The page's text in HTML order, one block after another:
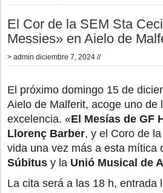
El Cor de la SEM Sta
Messies» en Aielo de
> admin diciembre 7, 2024 //
El próximo domingo 15 de
Aielo de Malferit, acoge uno
excelencia. «El Mesías de GF
Llorenç Barber, y el Coro de
vida una vez más a esta
Súbitus y la Unió Musical de
La cita será a las 18 h, entrada